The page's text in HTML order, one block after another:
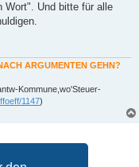
Wort". Und bitte für alle
ARGUMENTEN GEHN?
Kommune,wo'Steuer-
1147)